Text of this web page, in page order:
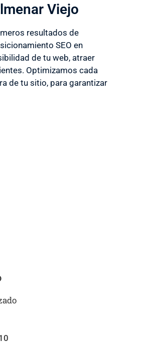
Viejo
resultados de
SEO en
de tu web, atraer
Optimizamos cada
de tu sitio, para garantizar